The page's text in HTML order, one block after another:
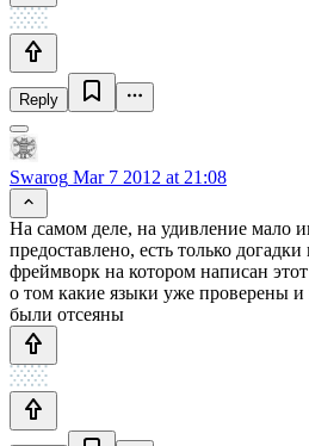
Reply
Swarog Mar 7 2012 at 21:08
На самом деле, на удивление мало
предоставлено, есть только
фреймворк на котором написан
о том какие языки уже проверены
были отсеяны